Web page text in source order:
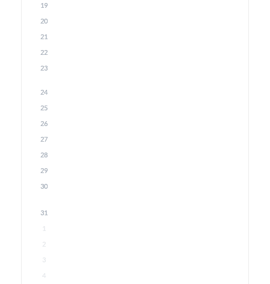
19
20
21
22
23
24
25
26
27
28
29
30
31
1
2
3
4